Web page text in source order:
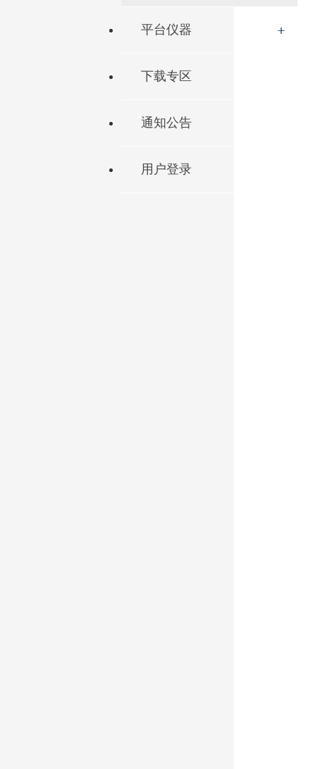
平台仪器
下载专区
通知公告
用户登录